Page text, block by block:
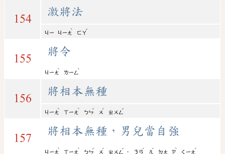
154
激將法
ㄐㄧ ㄐㄧㄤ
ˋ
ㄈㄚ
ˇ
155
將令
ㄐㄧㄤ
ˋ
ㄌㄧㄥ
ˋ
156
將相本無種
ㄐㄧㄤ
ˋ
ㄒㄧㄤ
ˋ
ㄅㄣ
ˇ
ㄨ
ˊ
ㄓㄨㄥ
ˇ
157
將相本無種，男兒當自強
ㄐㄧㄤ
ˋ
ㄒㄧㄤ
ˋ
ㄅㄣ
ˇ
ㄨ
ˊ
ㄓㄨㄥ
ˇ
， ㄋㄢ
ˊ
ㄦ
ˊ
ㄉㄤ ㄗ
ˋ
ㄑㄧㄤ
ˊ